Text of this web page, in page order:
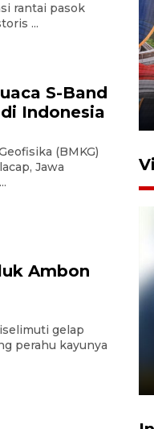
rantai pasok
...
S-Band
Indonesia
(BMKG)
Jawa
Ambon
gelap
perahu kayunya
Farm setia